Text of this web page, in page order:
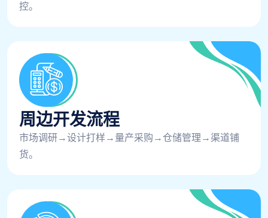
控。
周边开发流程
市场调研→设计打样→量产采购→仓储管理→渠道铺
货。